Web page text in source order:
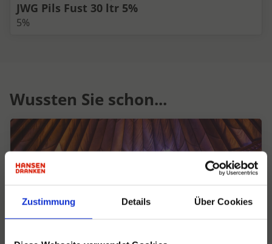
Zustimmung Details Über Cookies
JWG Pils Fust 30 ltr 5%
5%
Wussten Sie schon...